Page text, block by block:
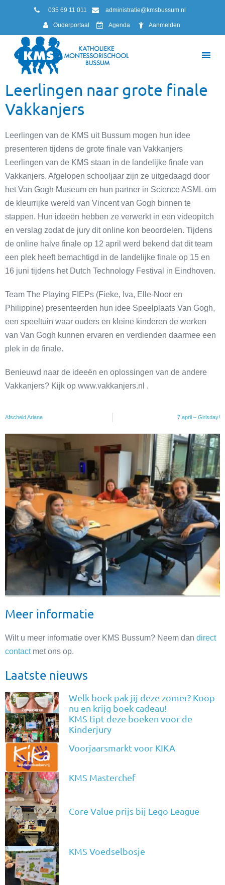
035 69 11 011 administratie@kmsbussum.nl
Ouderportaal Agenda Aanmelden
Leerlingen naar grote finale
Vakkanjers
Leerlingen van de KMS uit Bussum mogen hun idee
presenteren tijdens de grote finale van Vakkanjers
Leerlingen van de KMS staan in de landelijke finale van
Vakkanjers. Afgelopen schooljaar zijn ze uitgedaagd door
het Van Gogh Museum en hun partner in Science ASML om
de kleurrijke wereld van Vincent van Gogh binnen te
stappen. Hun ideeën hebben ze verwerkt in een videopitch
en verslag zodat de jury dit online kon beoordelen. Tijdens
de online halve finale op 12 april werd bekend dat dit team
een plek heeft bemachtigd in de landelijke finale op 15 en
16 juni tijdens het Dutch Technology Festival in Eindhoven.
Team The Playing FIEPs (Fieke, Iva, Elle-Noor en
Philippine) presenteerden hun idee Speelplaats Van Gogh,
een speeltuin waar ouders en kleine kinderen de werken
van Van Gogh kunnen ervaren en verdienden daarmee een
plek in de finale.
Benieuwd naar de ideeën en oplossingen van de andere
Vakkanjers? Kijk op www.vakkanjers.nl .
Afscheid Ariane 7 april – Girlsday!
Meer informatie
Wilt u meer informatie over KMS Bussum? Neem dan direct
contactmet ons op.
Laatste nieuws
Welk boek pak jij deze zomer? Koop
nu en krijg boek cadeau!
KMS tipt deze boeken voor de
Kinderjury
Voorjaarsmarkt voor KIKA
KMS Masterchef
Core Value prijs bij Lego League
KMS Voedselbosje